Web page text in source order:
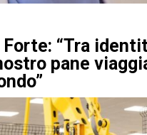
Forte: “Tra
pane